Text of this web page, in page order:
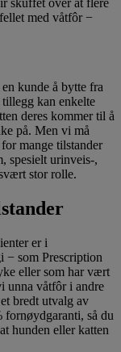
skuffet over at flere
med våtfôr −
kunde å bytte fra
kan enkelte
deres kommer til å
på. Men vi må
mange tilstander
spesielt urinveis-,
stor rolle.
er i
− som Prescription
eller som har vært
unna våtfôr i andre
bredt utvalg av
fornøydgaranti, så du
hunden eller katten